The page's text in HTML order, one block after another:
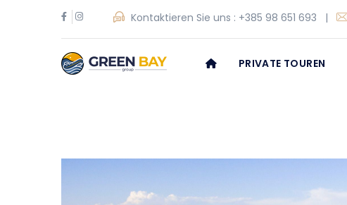
Kontaktieren Sie uns : +385 98 651 693 |
PRIVATE TOUREN